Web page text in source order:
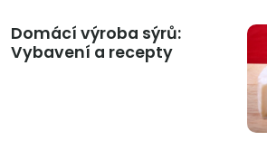
Domácí výroba sýrů:
Vybavení a recepty